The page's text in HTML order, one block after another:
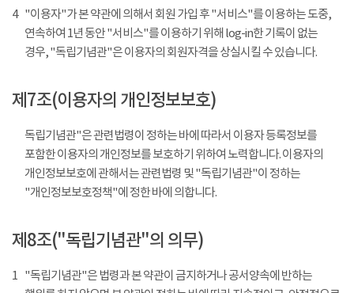
4
"이용자"가 본 약관에 의해서 회원 가입 후 "서비스"를 이용하는 도중,
연속하여 1년 동안 "서비스"를 이용하기 위해 log-in한 기록이 없는
경우, "독립기념관"은 이용자의 회원자격을 상실시킬 수 있습니다.
제7조(이용자의 개인정보보호)
독립기념관"은 관련법령이 정하는 바에 따라서 이용자 등록정보를
포함한 이용자의 개인정보를 보호하기 위하여 노력합니다. 이용자의
개인정보보호에 관해서는 관련법령 및 "독립기념관"이 정하는
"개인정보보호정책"에 정한 바에 의합니다.
제8조("독립기념관"의 의무)
1 "독립기념관"은 법령과 본 약관이 금지하거나 공서양속에 반하는